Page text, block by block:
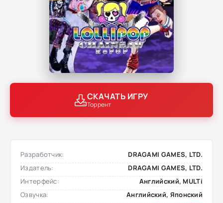
СКАЧАТЬ ИГРУ
Торрент
Разработчик:
DRAGAMI GAMES, LTD.
Издатель:
DRAGAMI GAMES, LTD.
Интерфейс:
Английский, MULTi
Озвучка:
Английский, Японский